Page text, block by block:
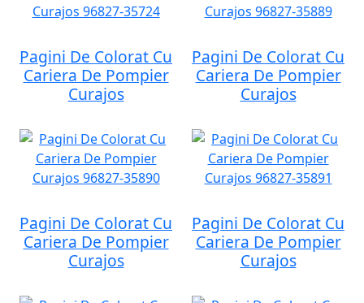
Pagini De Colorat Cu
Cariera De Pompier
Curajos
Pagini De Colorat Cu
Cariera De Pompier
Curajos
Pagini De Colorat Cu
Cariera De Pompier
Curajos
Pagini De Colorat Cu
Cariera De Pompier
Curajos